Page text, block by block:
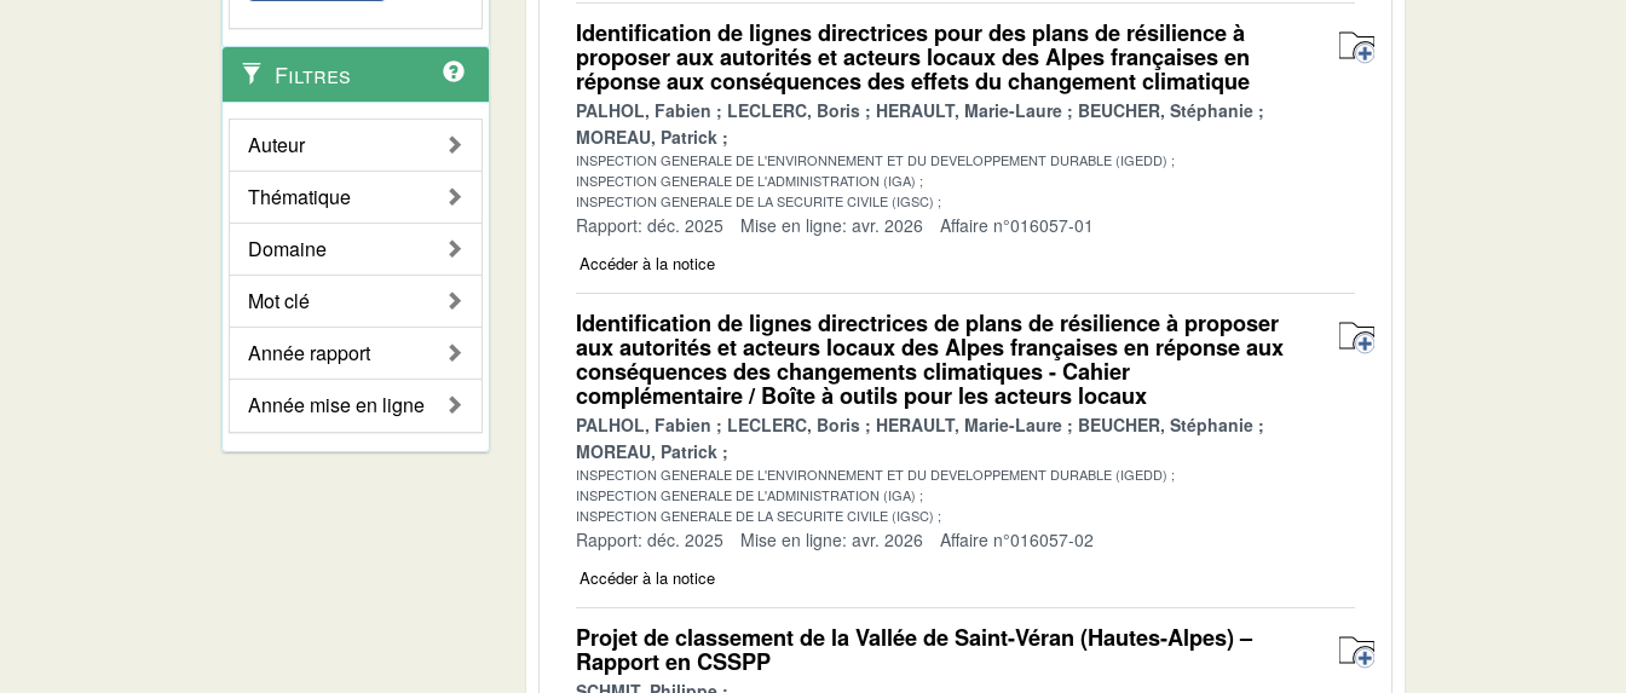
Filtres
Auteur
Thématique
Domaine
Mot clé
Année rapport
Année mise en ligne
Identification de lignes directrices pour des plans de résilience à
proposer aux autorités et acteurs locaux des Alpes françaises en
réponse aux conséquences des effets du changement climatique
PALHOL, Fabien LECLERC, Boris HERAULT, Marie-Laure
BEUCHER, Stéphanie
MOREAU, Patrick
INSPECTION GENERALE DE L'ENVIRONNEMENT ET DU DEVELOPPEMENT DURABLE (IGEDD)
INSPECTION GENERALE DE L'ADMINISTRATION (IGA)
INSPECTION GENERALE DE LA SECURITE CIVILE (IGSC)
Rapport: déc. 2025 Mise en ligne: avr. 2026 Affaire n°016057-01
Accéder à la notice
Identification de lignes directrices de plans de résilience à proposer
aux autorités et acteurs locaux des Alpes françaises en réponse aux
conséquences des changements climatiques - Cahier
complémentaire / Boîte à outils pour les acteurs locaux
PALHOL, Fabien LECLERC, Boris HERAULT, Marie-Laure
BEUCHER, Stéphanie
MOREAU, Patrick
INSPECTION GENERALE DE L'ENVIRONNEMENT ET DU DEVELOPPEMENT DURABLE (IGEDD)
INSPECTION GENERALE DE L'ADMINISTRATION (IGA)
INSPECTION GENERALE DE LA SECURITE CIVILE (IGSC)
Rapport: déc. 2025 Mise en ligne: avr. 2026 Affaire n°016057-02
Accéder à la notice
Projet de classement de la Vallée de Saint-Véran (Hautes-Alpes) –
Rapport en CSSPP